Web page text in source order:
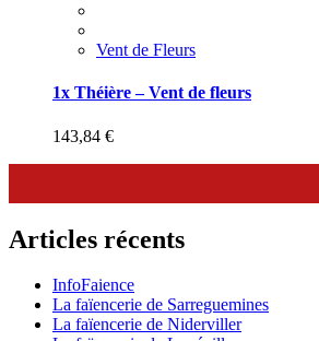
Vent de Fleurs
1x Théière – Vent de fleurs
143,84 €
Articles récents
InfoFaience
La faïencerie de Sarreguemines
La faïencerie de Niderviller